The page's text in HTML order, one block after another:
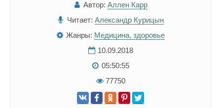
Автор: Аллен Карр
Читает: Александр Курицын
Жанры: Медицина, здоровье
10.09.2018
05:50:55
77750